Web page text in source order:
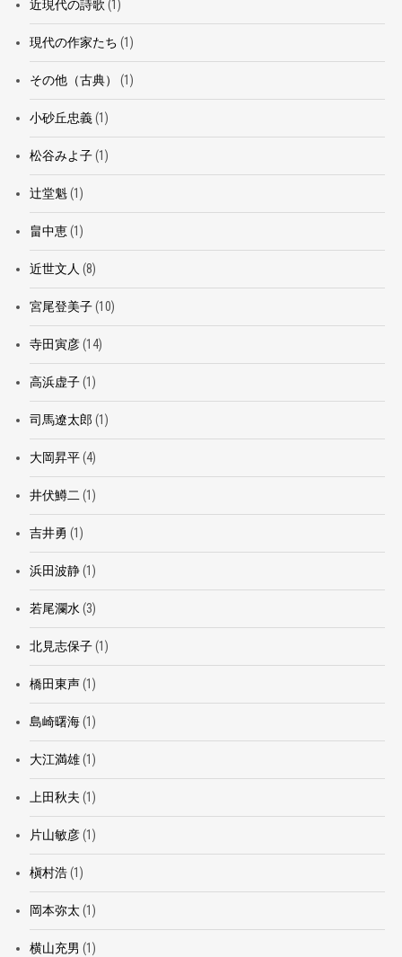
近現代の詩歌 (1)
現代の作家たち (1)
その他（古典） (1)
小砂丘忠義(1)
松谷みよ子(1)
辻堂魁(1)
畠中恵(1)
近世文人 (8)
宮尾登美子(10)
寺田寅彦(14)
高浜虚子(1)
司馬遼太郎 (1)
大岡昇平(4)
井伏鱒二(1)
吉井勇 (1)
浜田波静(1)
若尾瀾水(3)
北見志保子(1)
橋田東声(1)
島崎曙海(1)
大江満雄(1)
上田秋夫 (1)
片山敏彦(1)
槇村浩(1)
岡本弥太 (1)
横山充男 (1)